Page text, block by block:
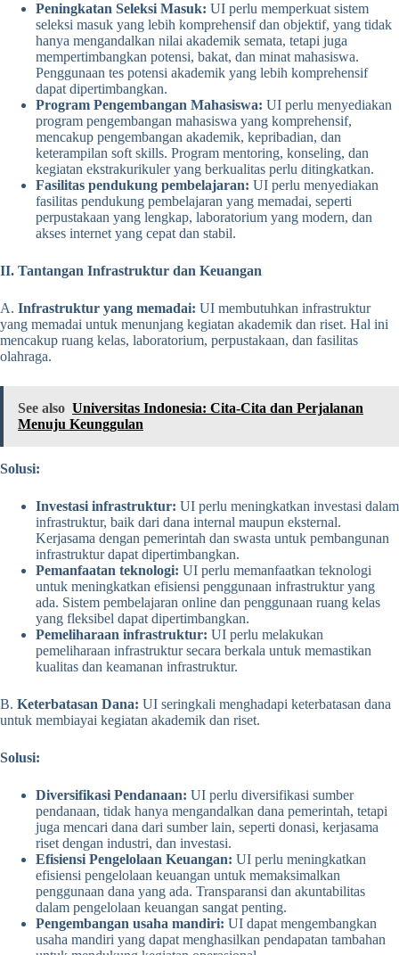
Peningkatan Seleksi Masuk: UI perlu memperkuat sistem
seleksi masuk yang lebih komprehensif dan objektif, yang tidak
hanya mengandalkan nilai akademik semata, tetapi juga
mempertimbangkan potensi, bakat, dan minat mahasiswa.
Penggunaan tes potensi akademik yang lebih komprehensif
dapat dipertimbangkan.
Program Pengembangan Mahasiswa: UI perlu menyediakan
program pengembangan mahasiswa yang komprehensif,
mencakup pengembangan akademik, kepribadian, dan
keterampilan soft skills. Program mentoring, konseling, dan
kegiatan ekstrakurikuler yang berkualitas perlu ditingkatkan.
Fasilitas pendukung pembelajaran: UI perlu menyediakan
fasilitas pendukung pembelajaran yang memadai, seperti
perpustakaan yang lengkap, laboratorium yang modern, dan
akses internet yang cepat dan stabil.
II. Tantangan Infrastruktur dan Keuangan
A. Infrastruktur yang memadai: UI membutuhkan infrastruktur
yang memadai untuk menunjang kegiatan akademik dan riset. Hal ini
mencakup ruang kelas, laboratorium, perpustakaan, dan fasilitas
olahraga.
See also Universitas Indonesia: Cita-Cita dan Perjalanan
Menuju Keunggulan
Solusi:
Investasi infrastruktur: UI perlu meningkatkan investasi dalam
infrastruktur, baik dari dana internal maupun eksternal.
Kerjasama dengan pemerintah dan swasta untuk pembangunan
infrastruktur dapat dipertimbangkan.
Pemanfaatan teknologi: UI perlu memanfaatkan teknologi
untuk meningkatkan efisiensi penggunaan infrastruktur yang
ada. Sistem pembelajaran online dan penggunaan ruang kelas
yang fleksibel dapat dipertimbangkan.
Pemeliharaan infrastruktur: UI perlu melakukan
pemeliharaan infrastruktur secara berkala untuk memastikan
kualitas dan keamanan infrastruktur.
B. Keterbatasan Dana: UI seringkali menghadapi keterbatasan dana
untuk membiayai kegiatan akademik dan riset.
Solusi:
Diversifikasi Pendanaan: UI perlu diversifikasi sumber
pendanaan, tidak hanya mengandalkan dana pemerintah, tetapi
juga mencari dana dari sumber lain, seperti donasi, kerjasama
riset dengan industri, dan investasi.
Efisiensi Pengelolaan Keuangan: UI perlu meningkatkan
efisiensi pengelolaan keuangan untuk memaksimalkan
penggunaan dana yang ada. Transparansi dan akuntabilitas
dalam pengelolaan keuangan sangat penting.
Pengembangan usaha mandiri: UI dapat mengembangkan
usaha mandiri yang dapat menghasilkan pendapatan tambahan